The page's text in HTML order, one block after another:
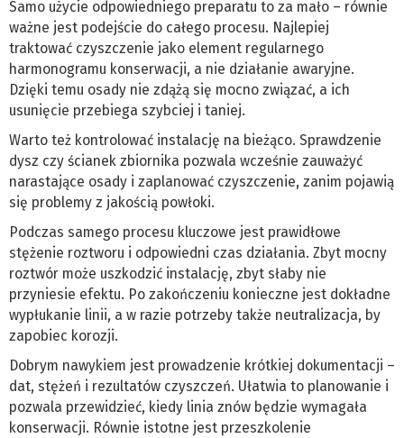
Samo użycie odpowiedniego preparatu to za mało – równie
ważne jest podejście do całego procesu. Najlepiej
traktować czyszczenie jako element regularnego
harmonogramu konserwacji, a nie działanie awaryjne.
Dzięki temu osady nie zdążą się mocno związać, a ich
usunięcie przebiega szybciej i taniej.
Warto też kontrolować instalację na bieżąco. Sprawdzenie
dysz czy ścianek zbiornika pozwala wcześnie zauważyć
narastające osady i zaplanować czyszczenie, zanim pojawią
się problemy z jakością powłoki.
Podczas samego procesu kluczowe jest prawidłowe
stężenie roztworu i odpowiedni czas działania. Zbyt mocny
roztwór może uszkodzić instalację, zbyt słaby nie
przyniesie efektu. Po zakończeniu konieczne jest dokładne
wypłukanie linii, a w razie potrzeby także neutralizacja, by
zapobiec korozji.
Dobrym nawykiem jest prowadzenie krótkiej dokumentacji –
dat, stężeń i rezultatów czyszczeń. Ułatwia to planowanie i
pozwala przewidzieć, kiedy linia znów będzie wymagała
konserwacji. Równie istotne jest przeszkolenie